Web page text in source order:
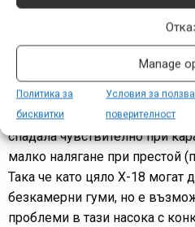
Manage
Политика за
бисквитки
Условия за
поверителност
Дори почистена и солидно
агресивно спускане петната
повечко зор гумата явно
да изпусне малко въздух и
проблемът бе повече
спадала чувствително при
малко налягане при престой
Така че като цяло X-18 могат
безкамерни гуми, но е
проблеми в тази насока с